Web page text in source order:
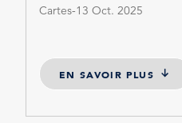
Cartes 13 Oct. 2025
EN SAVOIR PLUS